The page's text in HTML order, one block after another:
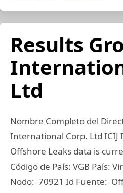
Results
Ltd
Nombre Completo del
International Corp. Ltd ICIJ
Offshore Leaks data is
Código de País: VGB País:
Nodo: 70921 Id Fuente: